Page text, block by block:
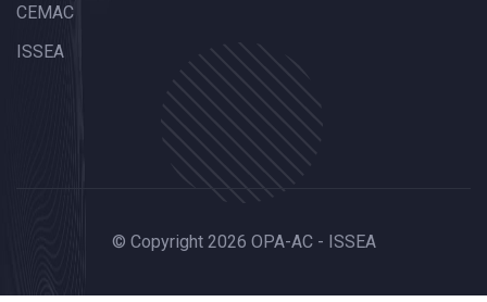
CEMAC
ISSEA
© Copyright 2026 OPA-AC - ISSEA